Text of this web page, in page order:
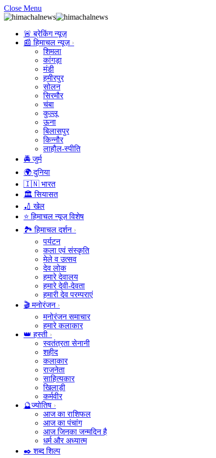
Close Menu
🚨 ब्रेकिंग न्यूज़
📰 हिमाचल न्यूज़
शिमला
कांगड़ा
मंडी
हमीरपुर
सोलन
सिरमौर
चंबा
कुल्लू
ऊना
बिलासपुर
किन्नौर
लाहौल-स्पीति
🚔 जुर्म
🌍 दुनिया
🇮🇳 भारत
🏛️ सियासत
🏏 खेल
⭐ हिमाचल न्यूज़ विशेष
🏞️ हिमाचल दर्शन
पर्यटन
कला एवं संस्कृति
मेले व उत्सव
देव लोक
हमारे देवालय
हमारे देवी-देवता
हमारी देव परम्पराएं
🎬 मनोरंजन
मनोरंजन समाचार
हमारे कलाकार
👑 हस्ती
स्वतंत्रता सेनानी
शहीद
कलाकार
राजनेता
साहित्यकार
खिलाड़ी
कर्मवीर
🔮ज्योतिष
आज का राशिफल
आज का पंचांग
आज जिनका जन्मदिन है
धर्म और अध्यात्म
✒️ शब्द शिल्प